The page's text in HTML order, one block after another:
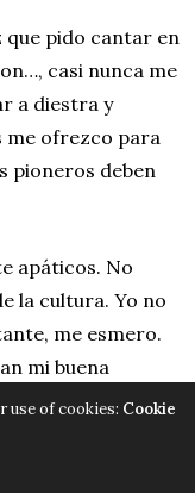
que pido cantar en
casi nunca me
a diestra y
me ofrezco para
pioneros deben
apáticos. No
la cultura. Yo no
me esmero.
mi buena
Que mi
dos
use of cookies: Cookie